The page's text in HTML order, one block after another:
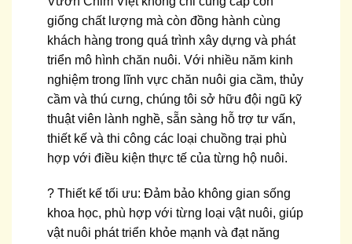
giống chất lượng mà còn đồng hành cùng
khách hàng trong quá trình xây dựng và phát
triển mô hình chăn nuôi. Với nhiều năm kinh
nghiệm trong lĩnh vực chăn nuôi gia cầm, thủy
cầm và thú cưng, chúng tôi sở hữu đội ngũ kỹ
thuật viên lành nghề, sẵn sàng hỗ trợ tư vấn,
thiết kế và thi công các loại chuồng trại phù
hợp với điều kiện thực tế của từng hộ nuôi.
? Thiết kế tối ưu: Đảm bảo không gian sống
khoa học, phù hợp với từng loại vật nuôi, giúp
vật nuôi phát triển khỏe mạnh và đạt năng